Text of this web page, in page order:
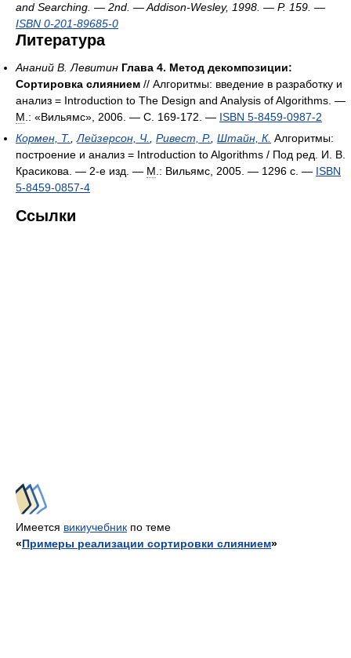
and Searching. — 2nd. — Addison-Wesley, 1998. — P. 159. —
ISBN 0-201-89685-0
Литература
Ананий В. Левитин Глава 4. Метод декомпозиции:
Сортировка слиянием // Алгоритмы: введение в разработку и
анализ = Introduction to The Design and Analysis of Algorithms. —
М .: «Вильямс», 2006. — С. 169-172. — ISBN 5-8459-0987-2
Кормен, Т.
Лейзерсон, Ч. Ривест, Р. Штайн, К. Алгоритмы:
построение и анализ = Introduction to Algorithms / Под ред. И. В.
Красикова. — 2-е изд. — М .: Вильямс, 2005. — 1296 с. — ISBN
5-8459-0857-4
Ссылки
Имеется викиучебник по теме
«Примеры реализации сортировки слиянием»